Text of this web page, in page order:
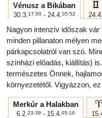
Vénusz a Bikában
30.3.17:50- 24.4.05:52
c
24.4.
Nagyon intenzív időszak
minden pillanaton mélyen
párkapcsolatról van szó.
színházi előadás, kiállítás)
természetes Önnek,
környezetétől. Vigyázzon,
Merkúr a Halakban
6.2.23:39 - 15.4.05:16
a